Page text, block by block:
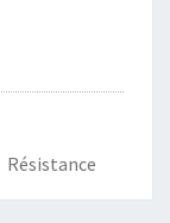
Résistance